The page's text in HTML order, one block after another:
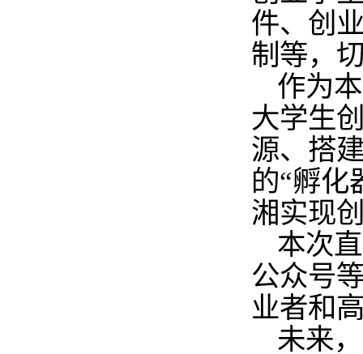
件、创
制等，
作为
大学生
源、搭
的“孵化
湘实现
本次
公众号
业者和
未来